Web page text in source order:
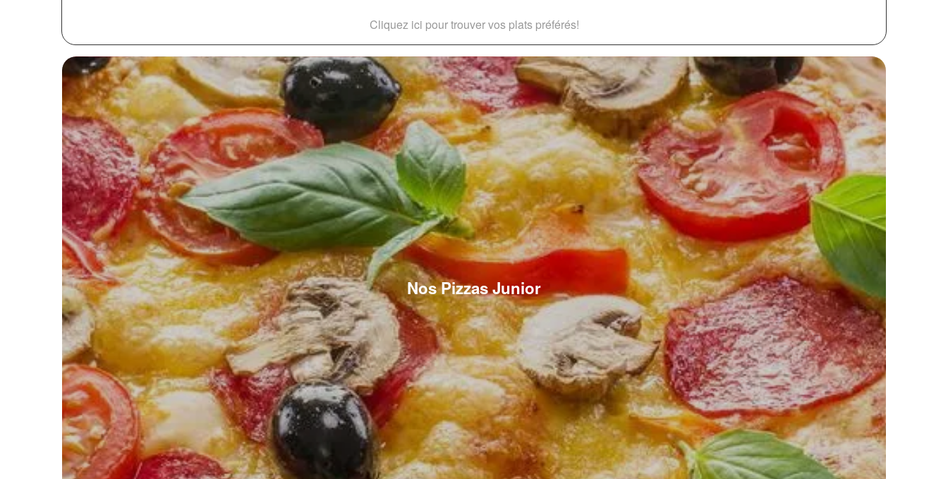
Cliquez ici pour trouver vos plats préférés!
Nos Pizzas Junior